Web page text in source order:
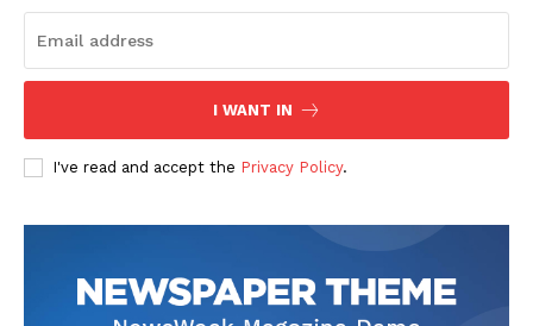
I WANT IN
I've read and accept the Privacy Policy.